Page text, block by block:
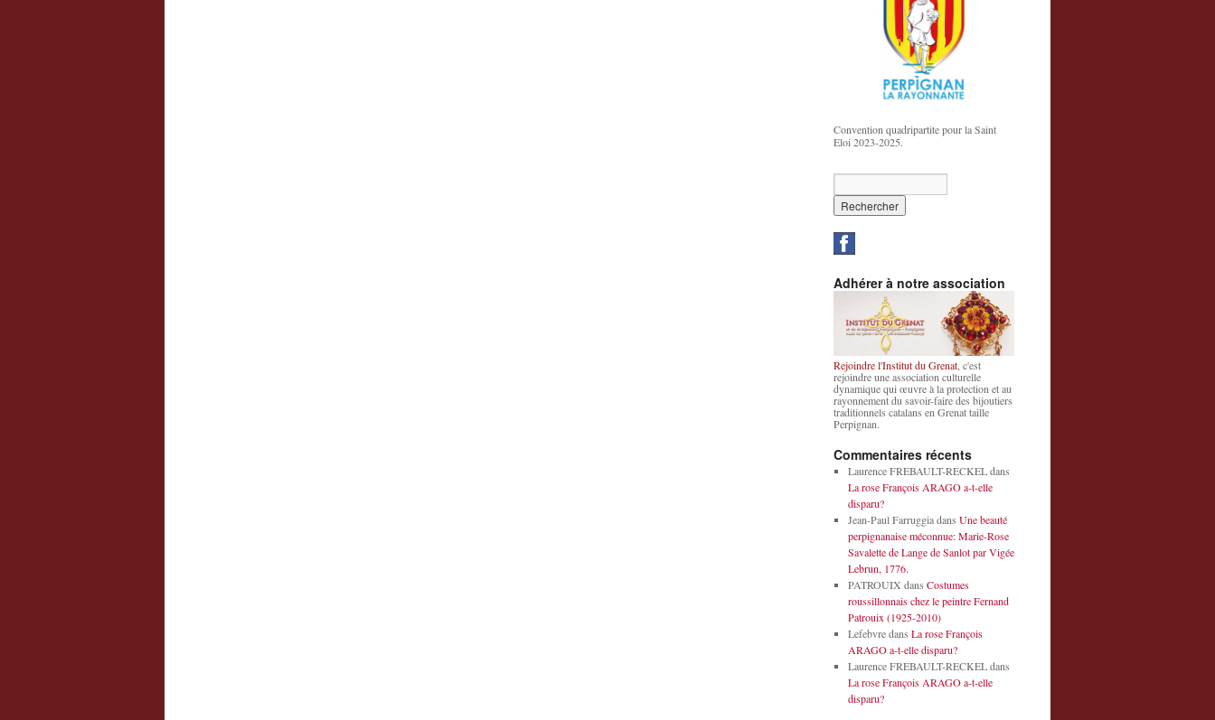
Convention quadripartite pour la Saint
Eloi 2023-2025.
Adhérer à notre association
Rejoindre l'Institut du Grenat , c'est
rejoindre une association culturelle
dynamique qui œuvre à la protection et au
rayonnement du savoir-faire des bijoutiers
traditionnels catalans en Grenat taille
Perpignan.
Commentaires récents
Laurence FREBAULT-RECKELdans
La rose François ARAGO a-t-elle
disparu?
Jean-Paul Farruggiadans Une beauté
perpignanaise méconnue: Marie-Rose
Savalette de Lange de Sanlot par Vigée
Lebrun, 1776.
PATROUIX dans Costumes
roussillonnais chez le peintre Fernand
Patrouix (1925-2010)
Lefebvredans La rose François
ARAGO a-t-elle disparu?
Laurence FREBAULT-RECKELdans
La rose François ARAGO a-t-elle
disparu?